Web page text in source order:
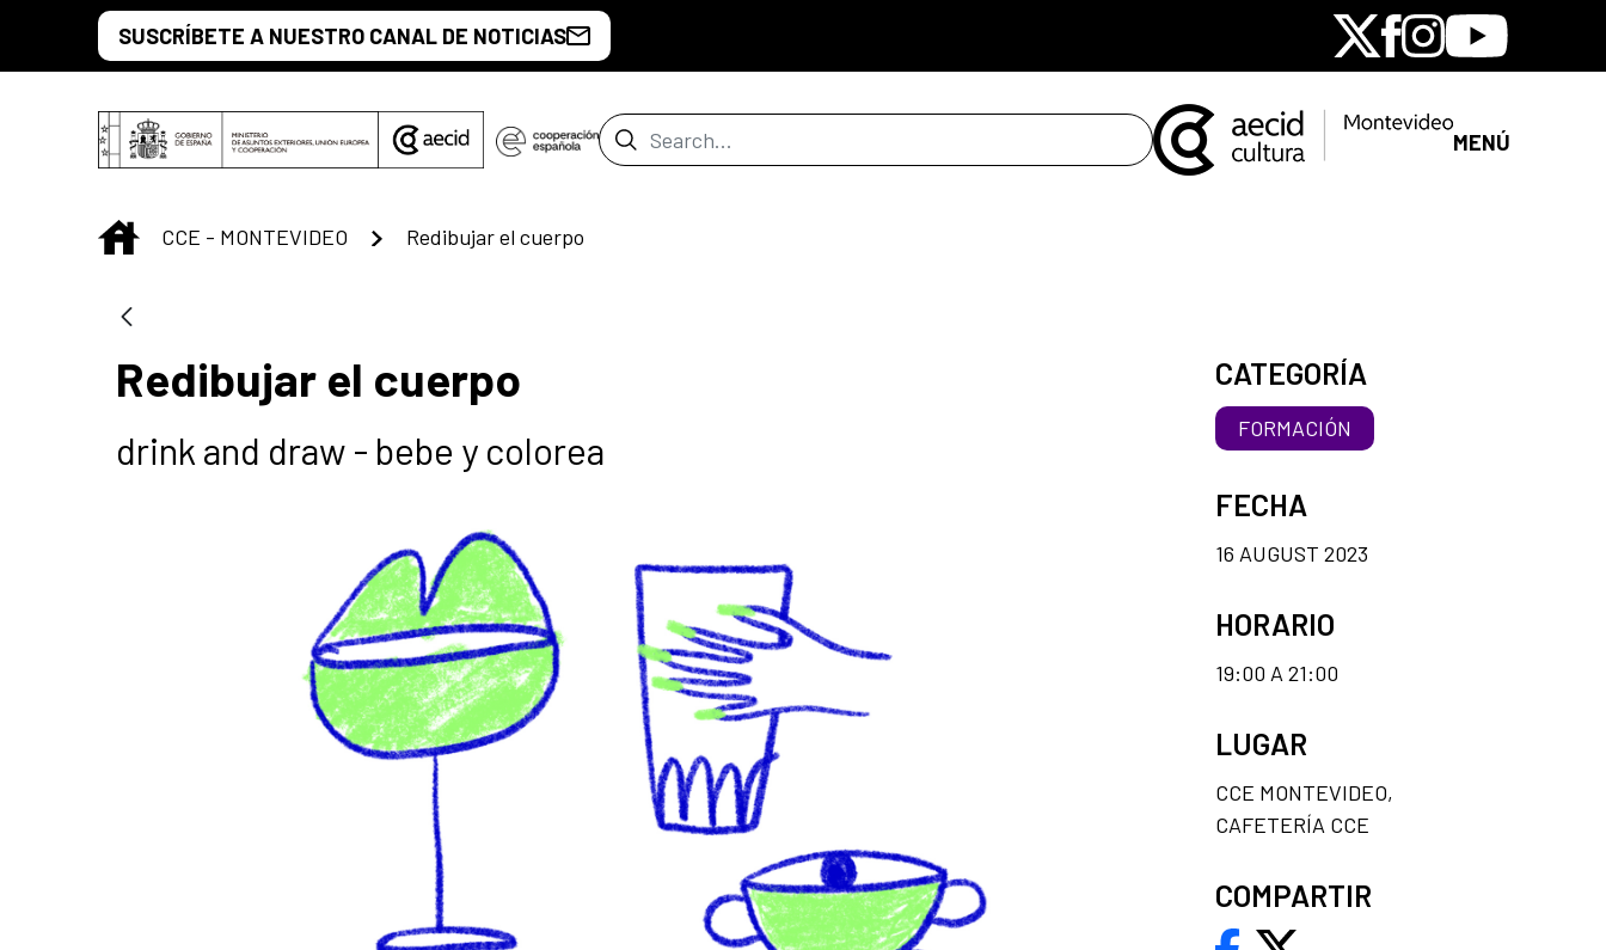
Skip to Main ContentSUSCRÍBETE A NUESTRO CANAL DE NOTICIAS X Facebook
Instagram
Youtube
Search Bar MENÚ
INICIO
CCE - MONTEVIDEO Redibujar el cuerpo
Redibujar el cuerpo
drink and draw - bebe y colorea
CATEGORÍA
FORMACIÓN
FECHA
16 AUGUST 2023
HORARIO
19:00 A 21:00
LUGAR
CCE MONTEVIDEO,
CAFETERÍA CCE
COMPARTIR